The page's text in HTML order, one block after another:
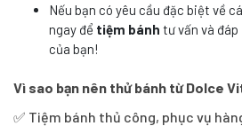
Nếu bạn có yêu cầu đặc biệt về
ngay để tiệm bánh tư vấn và
của bạn!
Vì sao bạn nên thử bánh từ Dolce
✅ Tiệm bánh thủ công, phục vụ